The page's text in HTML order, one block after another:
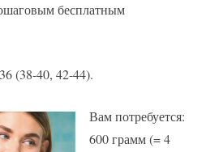
бесплатным
(38-40, 42-44).
Вам потребуется:
600 грамм (= 4